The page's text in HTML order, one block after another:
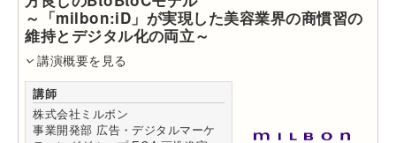
～「milbon:iD」が実現した美容業界の商慣習の
維持とデジタル化の両立～
講演概要を見る
講師
株式会社ミルボン
事業開発部 広告・デジタルマーケ